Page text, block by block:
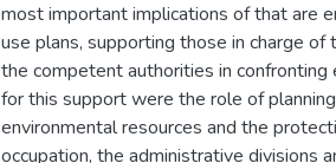
most important implications of that are
use plans, supporting those in charge
the competent authorities in
for this support were the role of
environmental resources and the
occupation, the administrative divisions